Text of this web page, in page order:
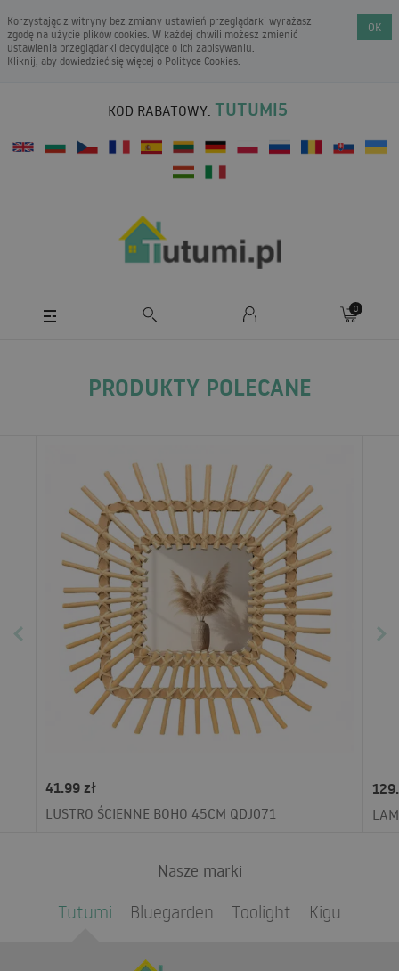
Korzystając z witryny bez zmiany ustawień przeglądarki wyrażasz
zgodę na użycie plików cookies. W każdej chwili możesz zmienić
ustawienia przeglądarki decydujące o ich zapisywaniu.
Kliknij, aby dowiedzieć się więcej o Polityce Cookies.
OK
KOD RABATOWY: TUTUMI5
0
PRODUKTY POLECANE
41.99 zł
LUSTRO ŚCIENNE BOHO 45CM QDJ071
Nasze marki
Tutumi Bluegarden Toolight Kigu